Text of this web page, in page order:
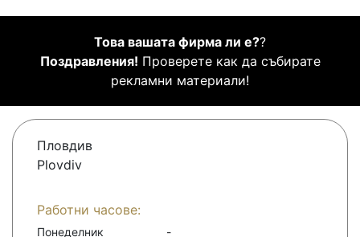
Това вашата фирма ли е??
Поздравления! Проверете как да събирате
рекламни материали!
Пловдив
Plovdiv
Работни часове:
Понеделник
-